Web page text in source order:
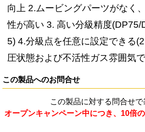
向上 2.ムービングパーツがなく
性が高い 3. 高い分級精度(DP75/
5) 4.分級点を任意に設定できる
圧状態および不活性ガス雰囲気
この製品へのお問合せ
この製品に対する問合せで
オープンキャンペーン中につき、10倍